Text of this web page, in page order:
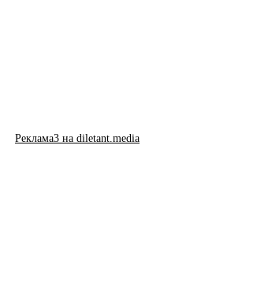
Реклама3 на diletant.media